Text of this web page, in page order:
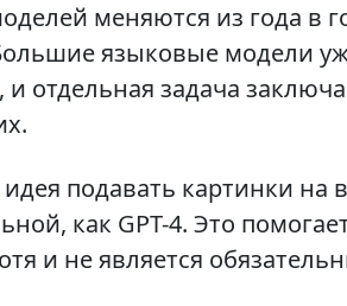
меняются из года в
языковые модели
отдельная задача
подавать картинки на
как GPT-4. Это
и не является